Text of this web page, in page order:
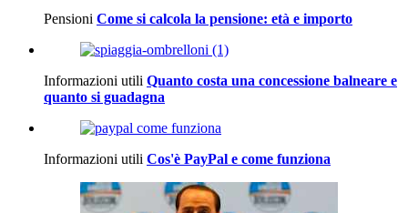
Pensioni Come si calcola la pensione: età e importo
Informazioni utili Quanto costa una concessione balneare e
quanto si guadagna
Informazioni utili Cos'è PayPal e come funziona